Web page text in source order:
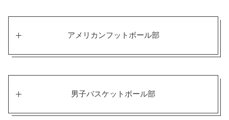
アメリカンフットボール部
男子バスケットボール部